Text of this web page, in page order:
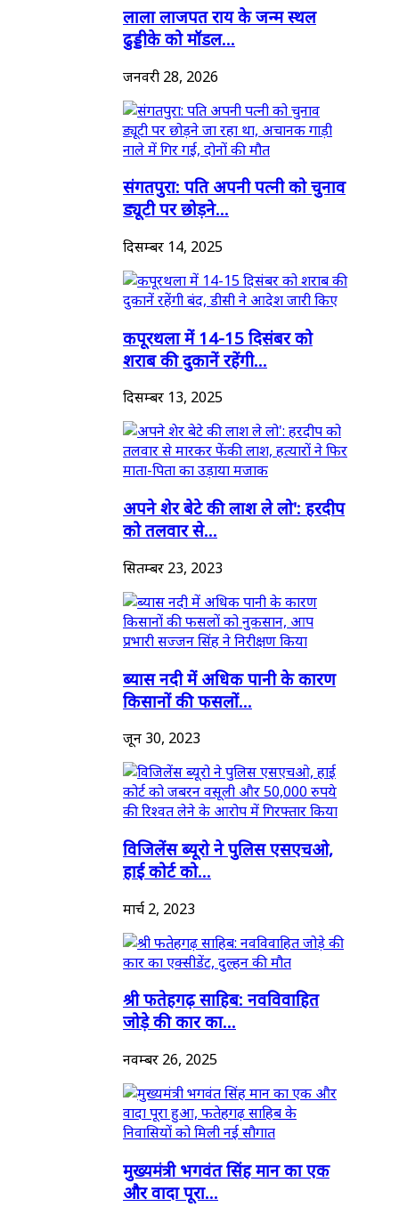
लाला लाजपत राय के जन्म स्थल
ढुड्डीके को मॉडल...
जनवरी 28, 2026
संगतपुरा: पति अपनी पत्नी को चुनाव
ड्यूटी पर छोड़ने...
दिसम्बर 14, 2025
कपूरथला में 14-15 दिसंबर को
शराब की दुकानें रहेंगी...
दिसम्बर 13, 2025
अपने शेर बेटे की लाश ले लो': हरदीप
को तलवार से...
सितम्बर 23, 2023
ब्यास नदी में अधिक पानी के कारण
किसानों की फसलों...
जून 30, 2023
विजिलेंस ब्यूरो ने पुलिस एसएचओ,
हाई कोर्ट को...
मार्च 2, 2023
श्री फतेहगढ़ साहिब: नवविवाहित
जोड़े की कार का...
नवम्बर 26, 2025
मुख्यमंत्री भगवंत सिंह मान का एक
और वादा पूरा...